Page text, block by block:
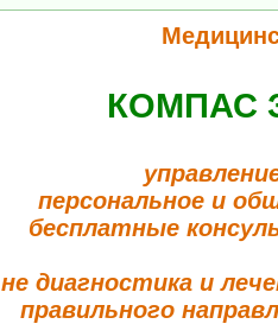
КОМПАС
персональное и
бесплатные
не диагностика и
правильного